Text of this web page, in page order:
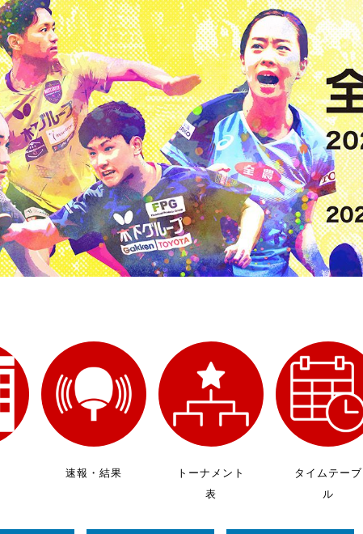
速報・結果
トーナメント
表
タイムテーブ
ル